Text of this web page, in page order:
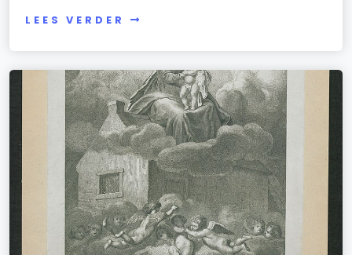
LEES VERDER